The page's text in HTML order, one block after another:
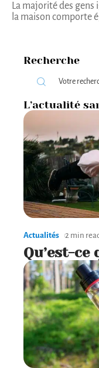
La majorité des gens
la maison comporte
Recherche
L’actualité
Actualités 2 min
Qu’est-ce